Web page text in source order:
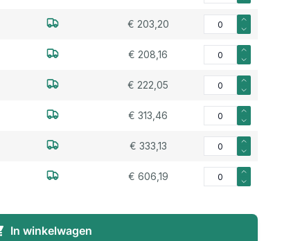
€ 203,20 Aantal voor
€ 208,16 Aantal voor
€ 222,05 Aantal voor
€ 313,46 Aantal voor
€ 333,13 Aantal voor
€ 606,19 Aantal voor
In winkelwagen